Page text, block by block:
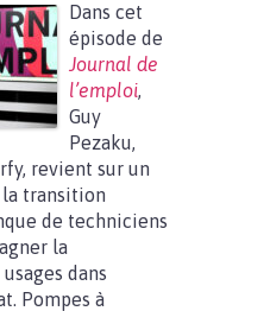
Dans cet
épisode de
Journal de
l’emploi,
Guy
Pezaku,
revient sur un
transition
de techniciens
la
dans
Pompes à